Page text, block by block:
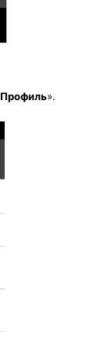
Профиль».